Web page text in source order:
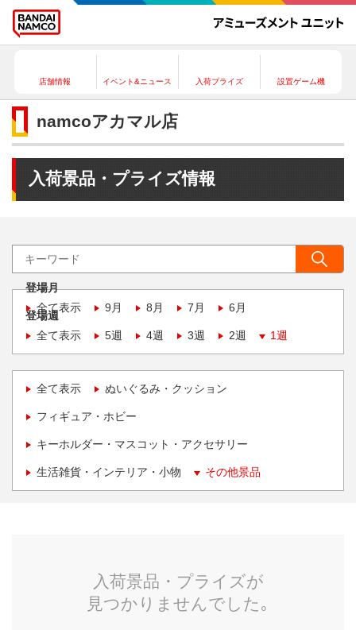
店舗情報 イベント&ニュース 入荷プライズ 設置ゲーム機
namcoアカマル店
入荷景品・プライズ情報
登場月
全て表示
9月 8月 7月 6月
登場週
全て表示
5週 4週 3週 2週 1週
全て表示 ぬいぐるみ・クッション
フィギュア・ホビー
キーホルダー・マスコット・アクセサリー
生活雑貨・インテリア・小物 その他景品